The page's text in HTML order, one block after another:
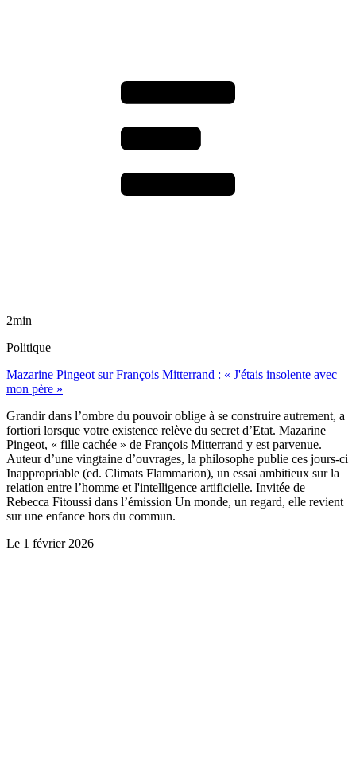
2min
Politique
Mazarine Pingeot sur François Mitterrand : « J'étais insolente avec
mon père »
Grandir dans l’ombre du pouvoir oblige à se construire autrement, a
fortiori lorsque votre existence relève du secret d’Etat. Mazarine
Pingeot, « fille cachée » de François Mitterrand y est parvenue.
Auteur d’une vingtaine d’ouvrages, la philosophe publie ces jours-ci
Inappropriable (ed. Climats Flammarion), un essai ambitieux sur la
relation entre l’homme et l'intelligence artificielle. Invitée de
Rebecca Fitoussi dans l’émission Un monde, un regard, elle revient
sur une enfance hors du commun.
Le 1 février 2026